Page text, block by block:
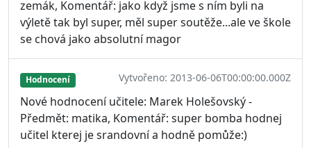
zemák, Komentář: jako když jsme s ním byli na
výletě tak byl super, měl super soutěže...ale ve škole
se chová jako absolutní magor
Hodnocení Vytvořeno: 2013-06-06T00:00:00.000Z
Nové hodnocení učitele: Marek Holešovský -
Předmět: matika, Komentář: super bomba hodnej
učitel kterej je srandovní a hodně pomůže:)